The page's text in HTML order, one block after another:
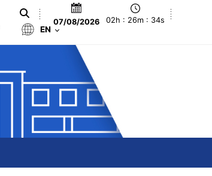
07/08/2026 02h : 26m : 34s
EN